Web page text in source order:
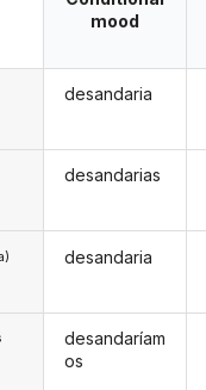
mood
desandaria
desandarias
desandaria
desandaríam
os